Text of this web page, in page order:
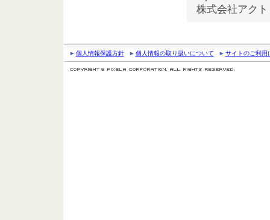
株式会社アク
個人情報保護方針 個人情報の取り扱いについて サイトのご利用